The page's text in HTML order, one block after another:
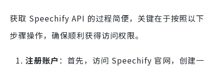
获取 Speechify API 的过程简便，关键在于按照以下
步骤操作，确保顺利获得访问权限。
注册账户 ：首先，访问 Speechify 官网，创建一